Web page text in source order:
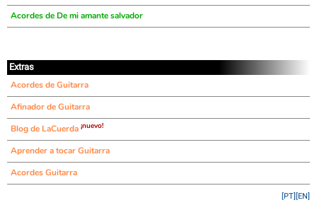
Acordes de De mi amante salvador
Extras
Acordes de Guitarra
Afinador de Guitarra
Blog de LaCuerda ¡nuevo!
Aprender a tocar Guitarra
Acordes Guitarra
[EN]
[PT]